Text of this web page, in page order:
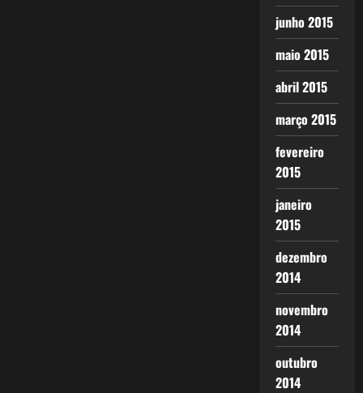
junho 2015
maio 2015
abril 2015
março 2015
fevereiro
2015
janeiro
2015
dezembro
2014
novembro
2014
outubro
2014